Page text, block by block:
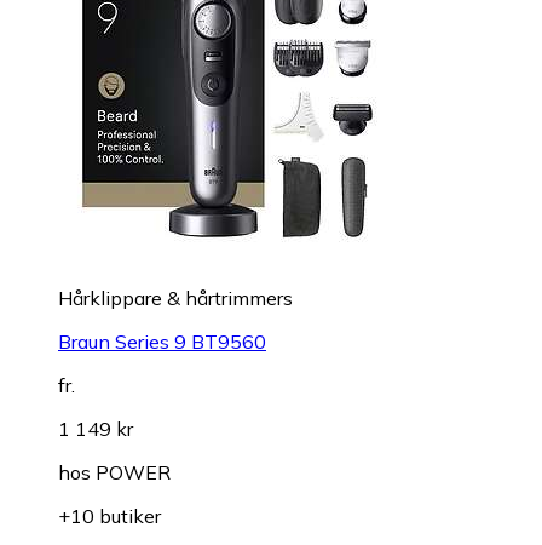
Hårklippare & hårtrimmers
Braun Series 9 BT9560
fr.
1 149 kr
hos POWER
+10 butiker